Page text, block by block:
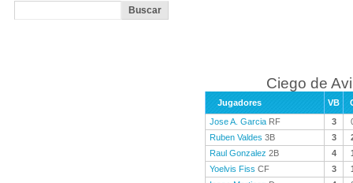
Ciego de
Jugadores VB
Jose A. Garcia RF 3
Ruben Valdes 3B 3
Raul Gonzalez 2B 4
Yoelvis Fiss CF 3